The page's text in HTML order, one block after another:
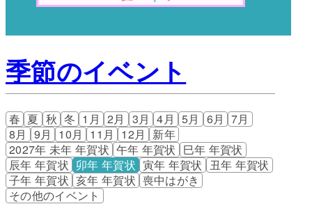
季節のイベント
春 夏 秋 冬 1月 2月 3月 4月 5月 6月 7月
8月
9月 10月 11月 12月
新年
2027年 未年 年賀状 午年 年賀状 巳年 年賀状
辰年 年賀状 卯年 年賀状 寅年 年賀状 丑年 年賀状
子年 年賀状 亥年 年賀状 喪中はがき
その他のイベント